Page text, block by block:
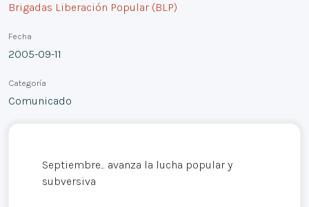
Brigadas Liberación Popular (BLP)
Fecha
2005-09-11
Categoría
Comunicado
Septiembre... avanza la lucha popular y
subversiva